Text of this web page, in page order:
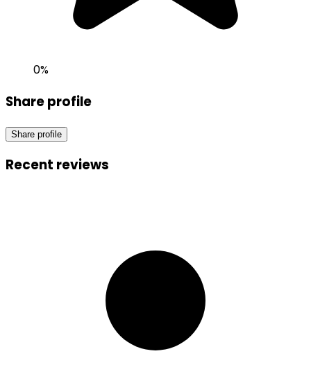
0%
Share profile
Share profile
Recent reviews